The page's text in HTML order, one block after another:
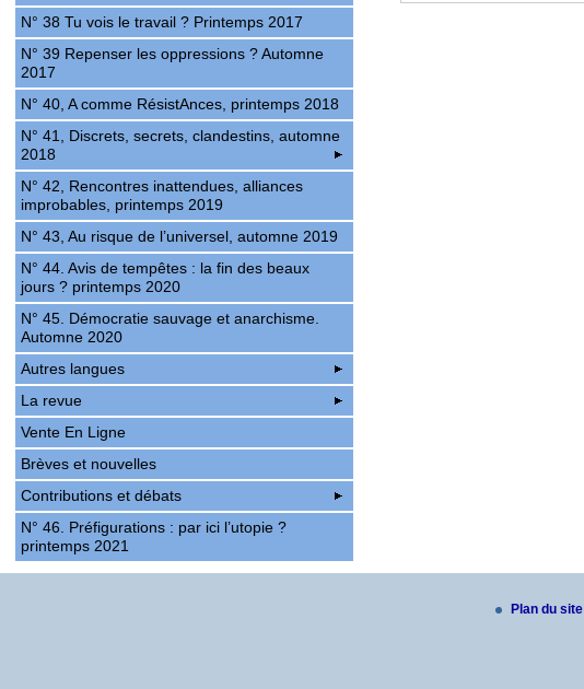
N° 38 Tu vois le travail ? Printemps 2017
N° 39 Repenser les oppressions ? Automne
2017
N° 40, A comme RésistAnces, printemps 2018
N° 41, Discrets, secrets, clandestins, automne
2018
N° 42, Rencontres inattendues, alliances
improbables, printemps 2019
N° 43, Au risque de l’universel, automne 2019
N° 44. Avis de tempêtes : la fin des beaux
jours ? printemps 2020
N° 45. Démocratie sauvage et anarchisme.
Automne 2020
Autres langues
La revue
Vente En Ligne
Brèves et nouvelles
Contributions et débats
N° 46. Préfigurations : par ici l’utopie ?
printemps 2021
Plan du site